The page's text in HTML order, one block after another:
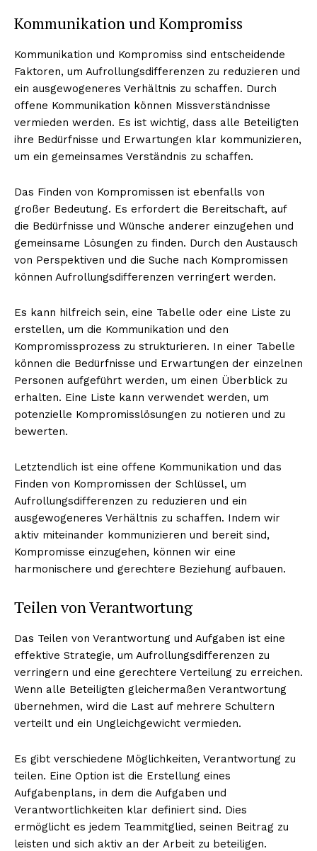
Kommunikation und Kompromiss
Kommunikation und Kompromiss sind entscheidende
Faktoren, um Aufrollungsdifferenzen zu reduzieren und
ein ausgewogeneres Verhältnis zu schaffen. Durch
offene Kommunikation können Missverständnisse
vermieden werden. Es ist wichtig, dass alle Beteiligten
ihre Bedürfnisse und Erwartungen klar kommunizieren,
um ein gemeinsames Verständnis zu schaffen.
Das Finden von Kompromissen ist ebenfalls von
großer Bedeutung. Es erfordert die Bereitschaft, auf
die Bedürfnisse und Wünsche anderer einzugehen und
gemeinsame Lösungen zu finden. Durch den Austausch
von Perspektiven und die Suche nach Kompromissen
können Aufrollungsdifferenzen verringert werden.
Es kann hilfreich sein, eine Tabelle oder eine Liste zu
erstellen, um die Kommunikation und den
Kompromissprozess zu strukturieren. In einer Tabelle
können die Bedürfnisse und Erwartungen der einzelnen
Personen aufgeführt werden, um einen Überblick zu
erhalten. Eine Liste kann verwendet werden, um
potenzielle Kompromisslösungen zu notieren und zu
bewerten.
Letztendlich ist eine offene Kommunikation und das
Finden von Kompromissen der Schlüssel, um
Aufrollungsdifferenzen zu reduzieren und ein
ausgewogeneres Verhältnis zu schaffen. Indem wir
aktiv miteinander kommunizieren und bereit sind,
Kompromisse einzugehen, können wir eine
harmonischere und gerechtere Beziehung aufbauen.
Teilen von Verantwortung
Das Teilen von Verantwortung und Aufgaben ist eine
effektive Strategie, um Aufrollungsdifferenzen zu
verringern und eine gerechtere Verteilung zu erreichen.
Wenn alle Beteiligten gleichermaßen Verantwortung
übernehmen, wird die Last auf mehrere Schultern
verteilt und ein Ungleichgewicht vermieden.
Es gibt verschiedene Möglichkeiten, Verantwortung zu
teilen. Eine Option ist die Erstellung eines
Aufgabenplans, in dem die Aufgaben und
Verantwortlichkeiten klar definiert sind. Dies
ermöglicht es jedem Teammitglied, seinen Beitrag zu
leisten und sich aktiv an der Arbeit zu beteiligen.